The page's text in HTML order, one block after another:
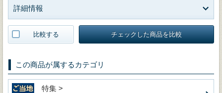
詳細情報
比較する チェックした商品を比較
この商品が属するカテゴリ
特集 >